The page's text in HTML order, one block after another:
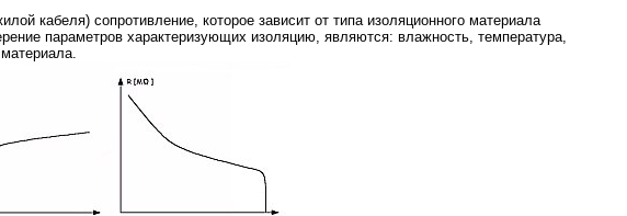
кабеля) сопротивление, которое зависит от типа изоляционного материала
параметров характеризующих изоляцию, являются: влажность, температура,